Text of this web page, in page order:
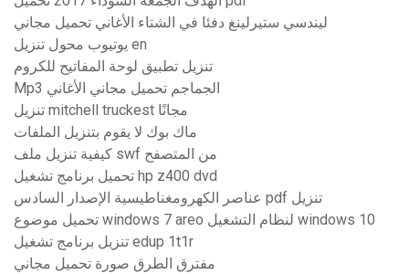
ليندسي ستيرلينغ دفئا في الشتاء الأغاني تحميل مجاني
يوتيوب محول تنزيل en
تنزيل تطبيق لوحة المفاتيح للكروم
Mp3 الجماجم تحميل مجاني الأغاني
تنزيل mitchell truckest مجانًا
ماك بوك لا يقوم بتنزيل الملفات
كيفية تنزيل ملف swf من المتصفح
تحميل برنامج تشغيل hp z400 dvd
عناصر الكهرومغناطيسية الإصدار السادس pdf تنزيل
تحميل موضوع windows 7 areo لنظام التشغيل windows 10
تنزيل برنامج تشغيل edup 1t1r
مفترق الطرق صورة تحميل مجاني